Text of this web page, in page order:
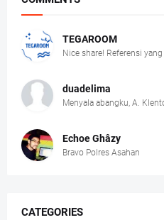
TEGAROOM
Nice share! Referensi
duadelima
Menyala abangku, A.
Echoe Ghâzy
Bravo Polres Asahan
CATEGORIES